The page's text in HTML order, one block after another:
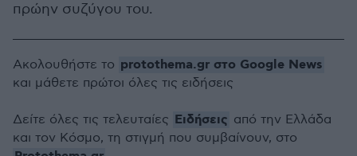
πρώην συζύγου του.
Ακολουθήστε το protothema.gr στο Google News
και μάθετε πρώτοι όλες τις ειδήσεις
Δείτε όλες τις τελευταίες Ειδήσεις από την Ελλάδα
και τον Κόσμο, τη στιγμή που συμβαίνουν, στο